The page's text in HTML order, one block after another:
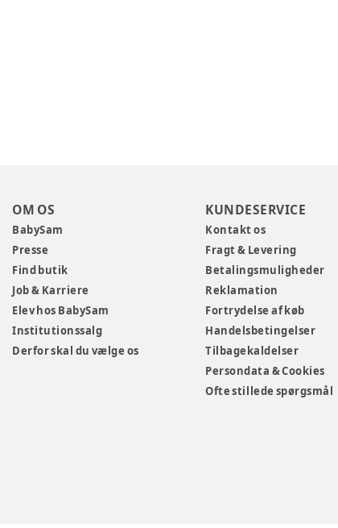
OM OS
BabySam
Presse
Find butik
Job & Karriere
Elev hos BabySam
Institutionssalg
Derfor skal du vælge os
KUNDESERVICE
Kontakt os
Fragt & Levering
Betalingsmuligheder
Reklamation
Fortrydelse af køb
Handelsbetingelser
Tilbagekaldelser
Persondata & Cookies
Ofte stillede spørgsmål